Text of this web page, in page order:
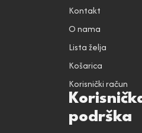
Kontakt
O nama
Lista želja
Košarica
Korisnički račun
podrška